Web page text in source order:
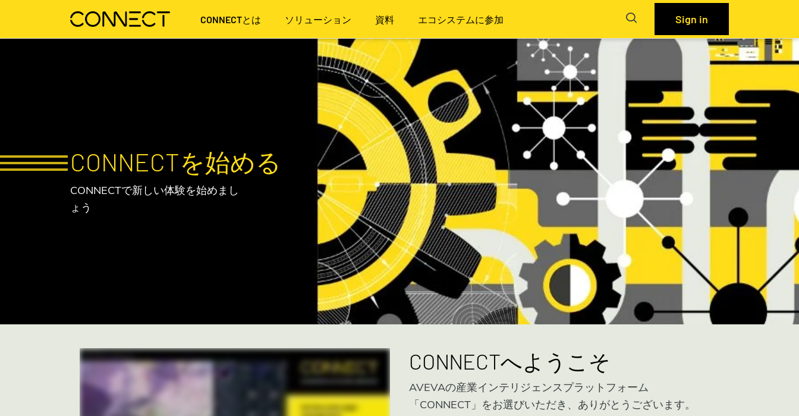
CONNECTとは ソリューション 資料 エコシステムに参加 Sign in
CONNECTを始める
CONNECTで新しい体験を始めまし
ょう
CONNECTへようこそ
AVEVAの産業インテリジェンスプラットフォーム
「CONNECT」をお選びいただき、ありがとうございます。